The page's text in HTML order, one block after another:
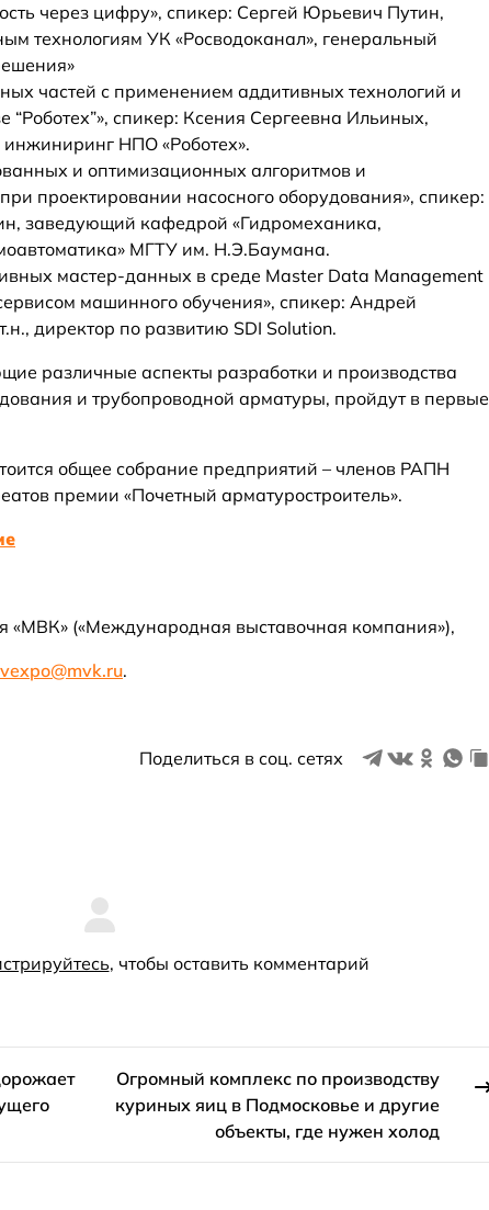
через цифру», спикер: Сергей Юрьевич Путин,
технологиям УК «Росводоканал», генеральный
частей с применением аддитивных технологий и
“Роботех”», спикер: Ксения Сергеевна Ильиных,
НПО «Роботех».
и оптимизационных алгоритмов и
проектировании насосного оборудования», спикер:
заведующий кафедрой «Гидромеханика,
МГТУ им. Н.Э.Баумана.
мастер-данных в среде Master Data Management
машинного обучения», спикер: Андрей
директор по развитию SDI Solution.
различные аспекты разработки и производства
и трубопроводной арматуры, пройдут в первые
общее собрание предприятий – членов РАПН
премии «Почетный арматуростроитель».
«МВК» («Международная выставочная компания»),
.
Поделиться в соц. сетях
, чтобы оставить комментарий
Огромный комплекс по производству
куриных яиц в Подмосковье и другие
объекты, где нужен холод